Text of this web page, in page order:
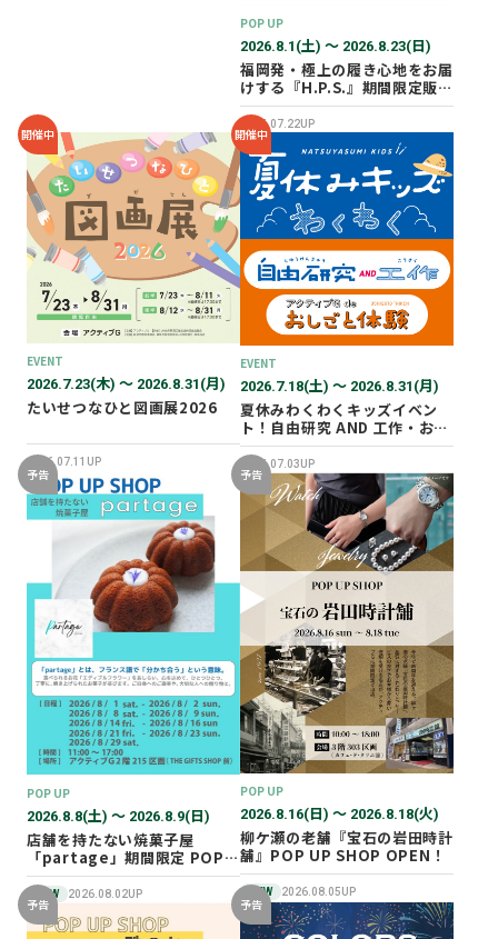
POP UP
2026.8.1(土) 〜 2026.8.23(日)
福岡発・極上の履き心地をお届
けする『H.P.S.』期間限定販売
会を開催✨
2026.07.22UP
開催中
EVENT
2026.7.23(木) 〜 2026.8.31(月)
たいせつなひと図画展2026
2026.07.11UP
開催中
EVENT
2026.7.18(土) 〜 2026.8.31(月)
夏休みわくわくキッズイベン
ト！自由研究 AND 工作・おし
ごと体験！
2026.07.03UP
予告
POP UP
2026.8.8(土) 〜 2026.8.9(日)
店舗を持たない焼菓子屋
「partage」期間限定 POP
UP SHOP オープン！
NEW 2026.08.02UP
予告
POP UP
2026.8.16(日) 〜 2026.8.18(火)
柳ケ瀬の老舗『宝石の岩田時計
舗』POP UP SHOP OPEN！
NEW 2026.08.05UP
予告 予告